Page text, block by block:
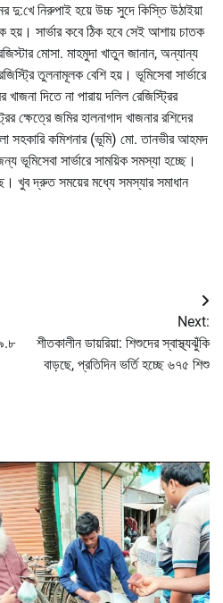
দু:খে নিরুপাই হয়ে উচ্চ সুদে কিস্তি উঠাইয়া
হয়। সার্ভার কবে ঠিক হবে সেই আশায় চাতক
মোসা. মাহমুদা খাতুন জানান, অন্যান্য
তুলনামূলক বেশি হয়। ভূমিসেবা সার্ভারে
দিতে না পারায় দলিল রেজিস্ট্রির
ক্ষেত্রে জমির হালনাগাদ খাজনার রশিদের
সহকারি কমিশনার (ভূমি) মো. তানভীর আহমদ
সার্ভারে সাময়িক সমস্যা হচ্ছে।
খুব দ্রুত সময়ের মধ্যে সমস্যার সমাধান
Next:
শীতকালীন ডায়রিয়া: শিশুদের স্বাস্থ্যঝুঁকি
বাড়ছে, প্রতিদিন ভর্তি হচ্ছে ৬৭৫ শিশু